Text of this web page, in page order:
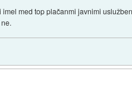
med top plačanmi javnimi